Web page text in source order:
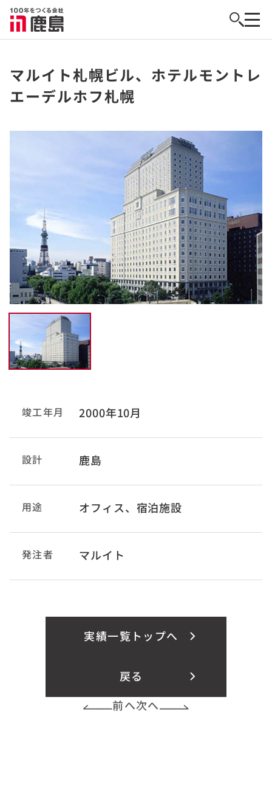
マルイト札幌ビル、ホテルモントレ
エーデルホフ札幌
竣工年月 2000年10月
設計 鹿島
用途 オフィス、宿泊施設
発注者 マルイト
実績一覧トップへ
戻る
前へ次へ